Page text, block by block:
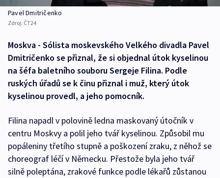
Pavel Dmitričenko
Zdroj: ČT24
Moskva - Sólista moskevského Velkého divadla Pavel
Dmitričenko se přiznal, že si objednal útok kyselinou
na šéfa baletního souboru Sergeje Filina. Podle
ruských úřadů se k činu přiznal i muž, který útok
kyselinou provedl, a jeho pomocník.
Filina napadl v polovině ledna maskovaný útočník v
centru Moskvy a polil jeho tvář kyselinou. Způsobil mu
popáleniny třetího stupně a poškození zraku, z něhož se
choreograf léčí v Německu. Přestože byla jeho tvář
silně poleptána, zrakové funkce podle lékařů zůstanou